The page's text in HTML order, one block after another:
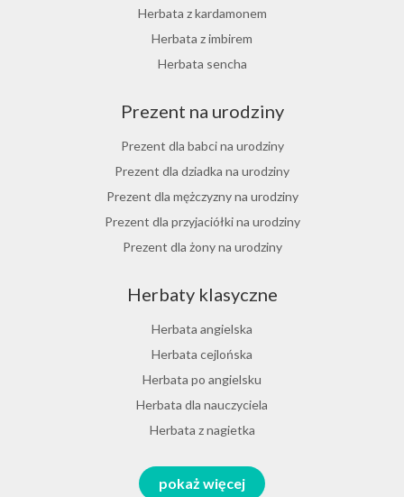
Herbata z lukrecji
Herbata z rokitnika
Herbata jesienna
Herbata z kardamonem
Herbata z imbirem
Herbata sencha
Herbata jaśminowa
Herbata jasminowa
Herbata rumiankowa
Koper włoski herbata
Herbata z goździkami
Herbata z cynamonem
Prezent na urodziny
Prezent dla babci na urodziny
Prezent dla dziadka na urodziny
Prezent dla mężczyzny na urodziny
Prezent dla przyjaciółki na urodziny
Prezent dla żony na urodziny
Prezent dla dziewczyny na urodziny
Prezent dla koleżanki na urodziny
Prezent dla mamy na urodziny
Prezent dla taty na urodziny
Prezent dla męża na urodziny
Prezent dla przyjaciela na urodziny
Herbaty klasyczne
Herbata angielska
Herbata cejlońska
Herbata po angielsku
Herbata dla nauczyciela
Herbata z nagietka
Melisa herbata
Zestawy na różne okazje
pokaż więcej